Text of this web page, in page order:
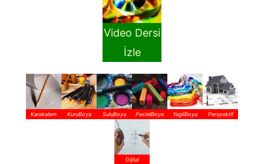
Video Dersi
İzle
Karakalem KuruBoya SuluBoya PastelBoya YagliBoya Perspektif
Dijital